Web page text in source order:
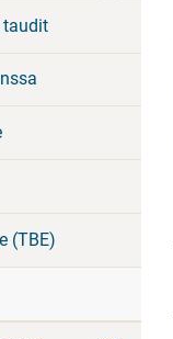
taudit
(TBE)